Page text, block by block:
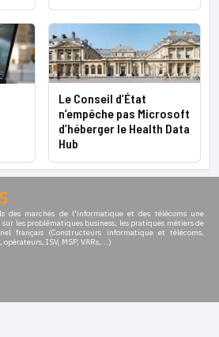
Le Conseil d’État
n’empêche pas Microsoft
d’héberger le Health Data
Hub
des marchés de l'informatique et des télécoms une
les problématiques business, les pratiques métiers de
français (Constructeurs informatique et télécoms,
ISV, MSP, VARs,...)